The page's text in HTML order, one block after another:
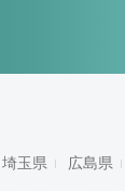
埼玉県 広島県